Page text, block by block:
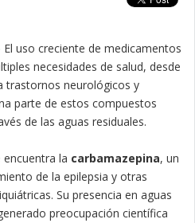
El uso creciente de medicamentos
necesidades de salud, desde
trastornos neurológicos y
parte de estos compuestos
de las aguas residuales.
la carbamazepina, un
de la epilepsia y otras
Su presencia en aguas
preocupación científica